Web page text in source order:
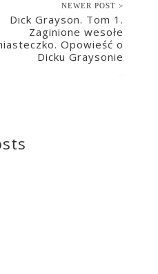
NEWER POST >
Dick Grayson. Tom 1.
Zaginione wesołe
Opowieść o
Dicku Graysonie